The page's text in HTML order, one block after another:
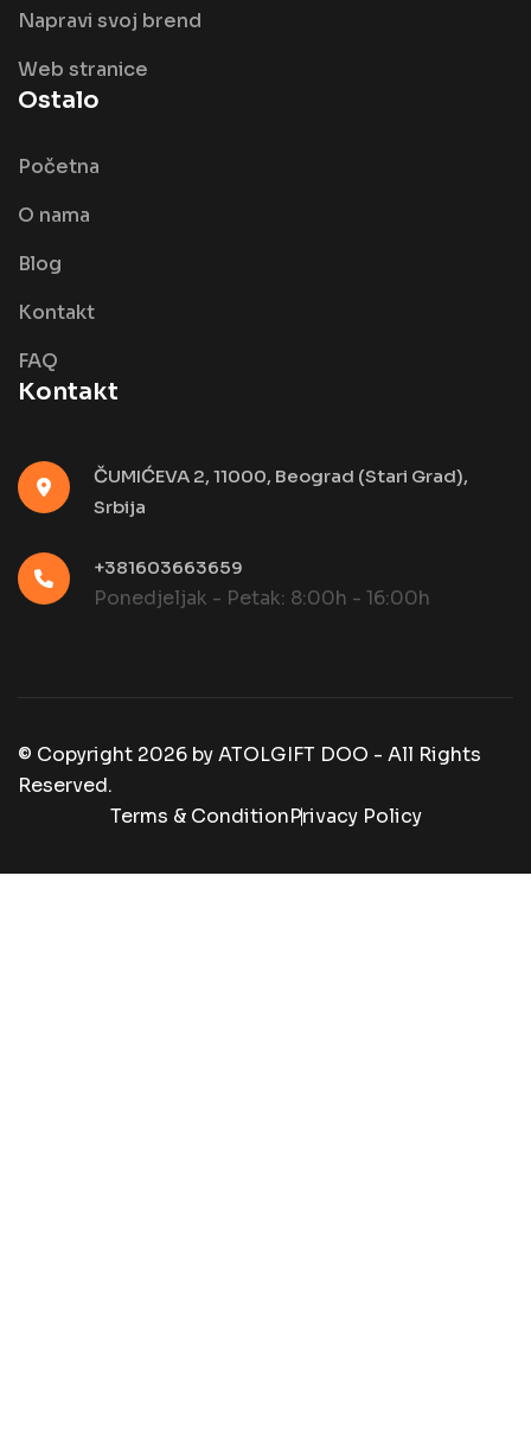
Napravi svoj brend
Web stranice
Ostalo
Početna
O nama
Blog
Kontakt
FAQ
Kontakt
ČUMIĆEVA 2, 11000, Beograd (Stari Grad),
Srbija
+381603663659
Ponedjeljak - Petak: 8:00h - 16:00h
© Copyright 2026 byATOLGIFT DOO - All Rights
Reserved.
Terms & ConditionPrivacy Policy